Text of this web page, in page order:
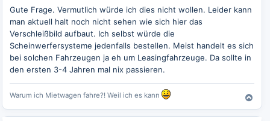
Gute Frage. Vermutlich würde ich dies nicht wollen. Leider kann
man aktuell halt noch nicht sehen wie sich hier das
Verschleißbild aufbaut. Ich selbst würde die
Scheinwerfersysteme jedenfalls bestellen. Meist handelt es sich
bei solchen Fahrzeugen ja eh um Leasingfahrzeuge. Da sollte in
den ersten 3-4 Jahren mal nix passieren.
Warum ich Mietwagen fahre?! Weil ich es kann
N
a